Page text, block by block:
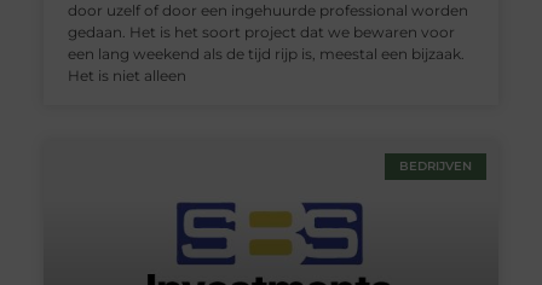
door uzelf of door een ingehuurde professional worden
gedaan. Het is het soort project dat we bewaren voor
een lang weekend als de tijd rijp is, meestal een bijzaak.
Het is niet alleen
BEDRIJVEN